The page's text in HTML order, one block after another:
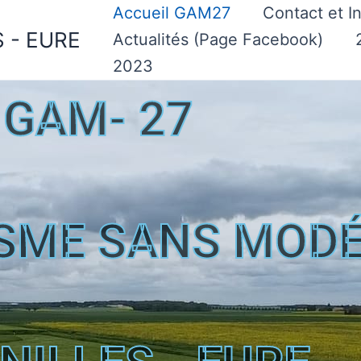
- EURE
Accueil GAM27
Contact et
Actualités (Page Facebook)
2023
GAM- 27
SANS